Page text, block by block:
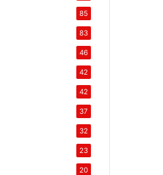
85
83
46
42
42
37
32
23
20